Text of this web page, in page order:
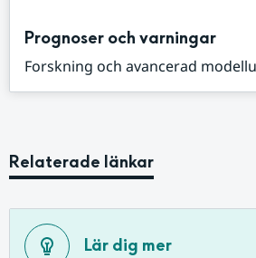
Prognoser och varningar
Forskning och avancerad
Relaterade länkar
Lär dig mer